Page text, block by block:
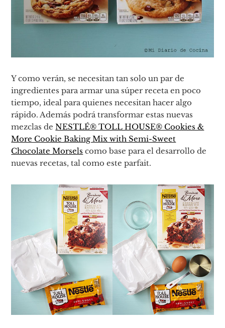
Y como verán, se necesitan tan solo un par de
ingredientes para armar una súper receta en poco
tiempo, ideal para quienes necesitan hacer algo
rápido. Además podrá transformar estas nuevas
mezclas deNESTLÉ® TOLL HOUSE® Cookies &
More Cookie Baking Mix with Semi-Sweet
Chocolate Morsels como base para el desarrollo de
nuevas recetas, tal como este parfait.